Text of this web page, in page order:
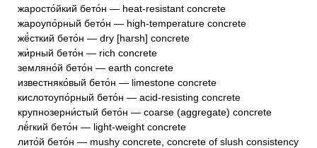
жаросто́йкий бето́н — heat-resistant concrete
жароупо́рный бето́н — high-temperature concrete
жё́сткий бето́н — dry [harsh] concrete
жи́рный бето́н — rich concrete
земляно́й бето́н — earth concrete
известняко́вый бето́н — limestone concrete
кислотоупо́рный бето́н — acid-resisting concrete
крупнозерни́стый бето́н — coarse (aggregate) concrete
лё́гкий бето́н — light-weight concrete
лито́й бето́н — mushy concrete, concrete of slush consistency